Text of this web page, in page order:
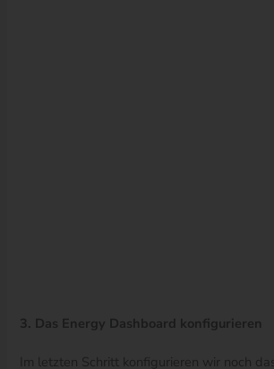
3. Das Energy Dashboard konfigurieren
Im letzten Schritt konfigurieren wir noch